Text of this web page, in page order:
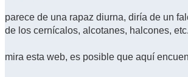
parece de una rapaz diurna, diría de un
de los cernícalos, alcotanes, halcones, etc.
mira esta web, es posible que aquí